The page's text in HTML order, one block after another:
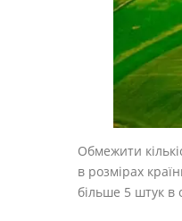
Обмежити
в розмірах
більше 5 штук в